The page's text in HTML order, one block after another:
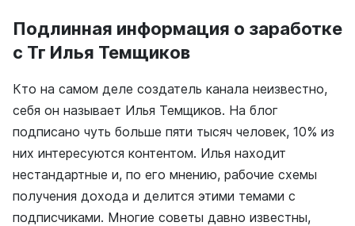
Подлинная информация о заработке
с Тг Илья Темщиков
Кто на самом деле создатель канала неизвестно,
себя он называет Илья Темщиков. На блог
подписано чуть больше пяти тысяч человек, 10% из
них интересуются контентом. Илья находит
нестандартные и, по его мнению, рабочие схемы
получения дохода и делится этими темами с
подписчиками. Многие советы давно известны,